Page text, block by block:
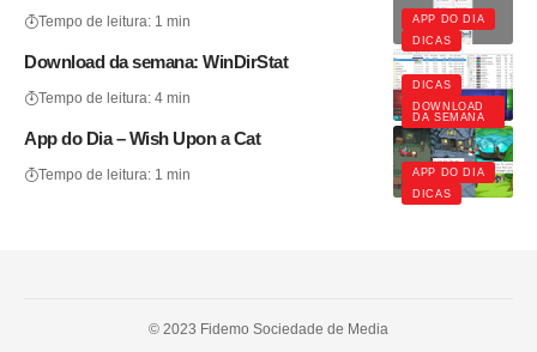
APP DO DIA
DICAS
Tempo de leitura: 1 min
DICAS
DOWNLOAD
DA SEMANA
Download da semana: WinDirStat
Tempo de leitura: 4 min
APP DO DIA
DICAS
App do Dia – Wish Upon a Cat
Tempo de leitura: 1 min
© 2023 Fidemo Sociedade de Media